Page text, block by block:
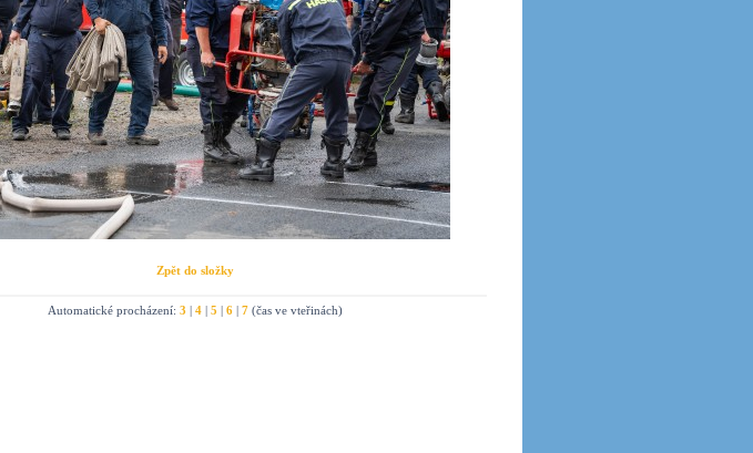
Zpět do složky
Automatické procházení: 3 | 4 | 5 | 6 | 7 (čas ve vteřinách)